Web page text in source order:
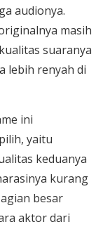
audionya.
masih
suaranya
lebih renyah di
ini
yaitu
keduanya
kurang
besar
aktor dari